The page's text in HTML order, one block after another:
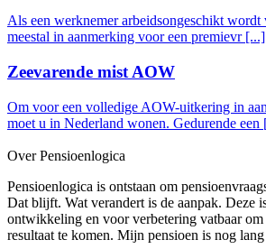
Als een werknemer arbeidsongeschikt
meestal in aanmerking voor een premievr [...]
Zeevarende mist AOW
Om voor een volledige AOW-uitkering in
moet u in Nederland wonen. Gedurende een
Over Pensioenlogica
Pensioenlogica is ontstaan om
Dat blijft. Wat verandert is de aanpak. Deze
ontwikkeling en voor verbetering vatbaar om
resultaat te komen. Mijn pensioen is nog